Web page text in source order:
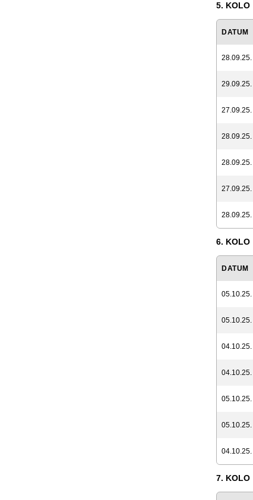
5. KOLO
DATUM
28.09.25.
29.09.25.
27.09.25.
28.09.25.
28.09.25.
27.09.25.
28.09.25.
6. KOLO
DATUM
05.10.25.
05.10.25.
04.10.25.
04.10.25.
05.10.25.
05.10.25.
04.10.25.
7. KOLO